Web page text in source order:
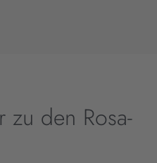
zu den Rosa-